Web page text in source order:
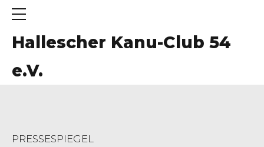
Hallescher Kanu-Club 54
e.V.
PRESSESPIEGEL